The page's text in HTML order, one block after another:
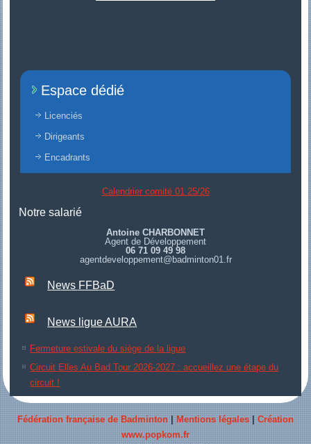
Espace dédié
Licenciés
Dirigeants
Encadrants
Calendrier comité 01 25/26
Notre salarié
Antoine CHARBONNET
Agent de Développement
06 71 09 49 98
agentdeveloppement@badminton01.fr
News FFBaD
News ligue AURA
Fermeture estivale du siège de la ligue
Circuit Elles Au Bad Tour 2026-2027 : accueillez une étape du
circuit !
Fédération française de Badminton Mentions légales
Création
www.popkom.fr